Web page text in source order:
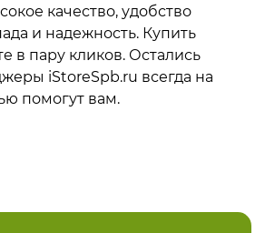
качество, удобство
и надежность. Купить
в пару кликов. Остались
iStoreSpb.ru всегда на
помогут вам.